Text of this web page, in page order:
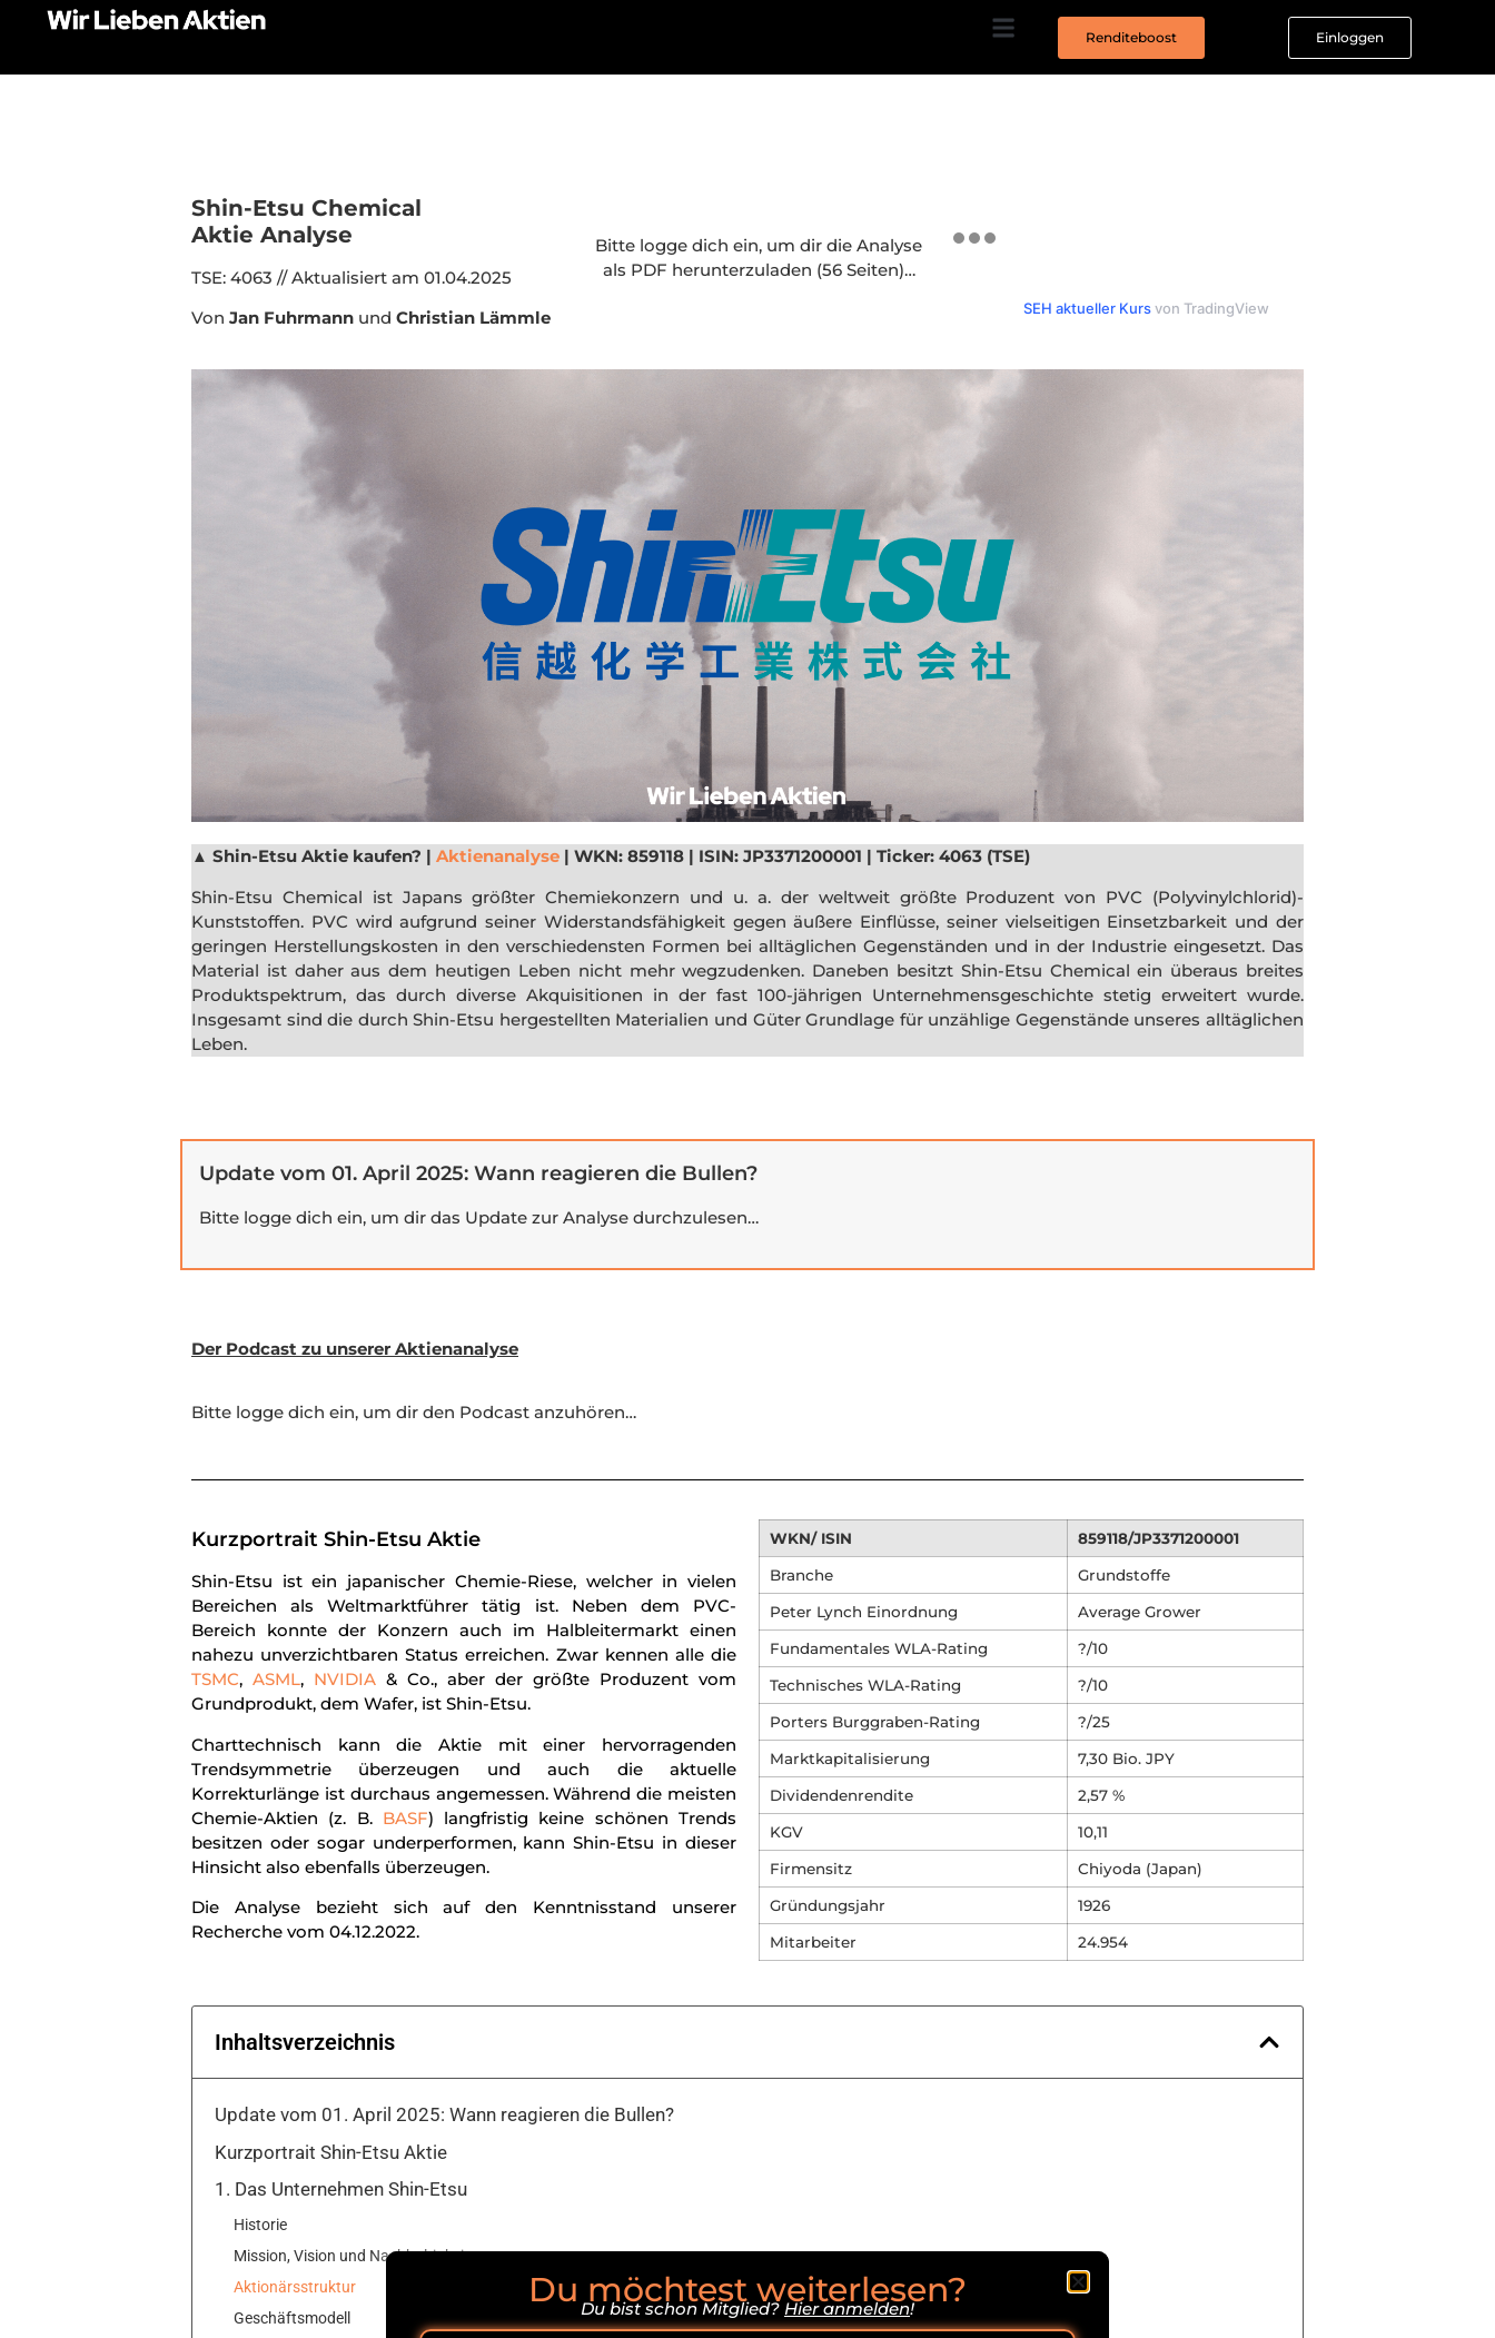
Renditeboost Einloggen
Shin-Etsu Chemical
Aktie Analyse
TSE: 4063 // Aktualisiert am 01.04.2025
Von Jan Fuhrmann und Christian Lämmle
Bitte logge dich ein, um dir die Analyse
als PDF herunterzuladen (56 Seiten)…
SEH aktueller Kursvon TradingView
▲ Shin-Etsu Aktie kaufen? | Aktienanalyse | WKN: 859118 | ISIN: JP3371200001 | Ticker: 4063 (TSE)
Shin-Etsu Chemical ist Japans größter Chemiekonzern und u. a. der weltweit größte Produzent von PVC (Polyvinylchlorid)-
Kunststoffen. PVC wird aufgrund seiner Widerstandsfähigkeit gegen äußere Einflüsse, seiner vielseitigen Einsetzbarkeit und der
geringen Herstellungskosten in den verschiedensten Formen bei alltäglichen Gegenständen und in der Industrie eingesetzt. Das
Material ist daher aus dem heutigen Leben nicht mehr wegzudenken. Daneben besitzt Shin-Etsu Chemical ein überaus breites
Produktspektrum, das durch diverse Akquisitionen in der fast 100-jährigen Unternehmensgeschichte stetig erweitert wurde.
Insgesamt sind die durch Shin-Etsu hergestellten Materialien und Güter Grundlage für unzählige Gegenstände unseres alltäglichen
Leben.
Update vom 01. April 2025: Wann reagieren die Bullen?
Bitte logge dich ein, um dir das Update zur Analyse durchzulesen…
Der Podcast zu unserer Aktienanalyse
Bitte logge dich ein, um dir den Podcast anzuhören…
Kurzportrait Shin-Etsu Aktie
Shin-Etsu ist ein japanischer Chemie-Riese, welcher in vielen
Bereichen als Weltmarktführer tätig ist. Neben dem PVC-
Bereich konnte der Konzern auch im Halbleitermarkt einen
nahezu unverzichtbaren Status erreichen. Zwar kennen alle die
TSMC, ASML, NVIDIA & Co., aber der größte Produzent vom
Grundprodukt, dem Wafer, ist Shin-Etsu.
Charttechnisch kann die Aktie mit einer hervorragenden
Trendsymmetrie überzeugen und auch die aktuelle
Korrekturlänge ist durchaus angemessen. Während die meisten
Chemie-Aktien (z. B. BASF) langfristig keine schönen Trends
besitzen oder sogar underperformen, kann Shin-Etsu in dieser
Hinsicht also ebenfalls überzeugen.
Die Analyse bezieht sich auf den Kenntnisstand unserer
Recherche vom 04.12.2022.
WKN/ ISIN 859118/JP3371200001
Branche Grundstoffe
Peter Lynch Einordnung Average Grower
Fundamentales WLA-Rating ?/10
Technisches WLA-Rating ?/10
Porters Burggraben-Rating ?/25
Marktkapitalisierung 7,30 Bio. JPY
Dividendenrendite 2,57 %
KGV 10,11
Firmensitz Chiyoda (Japan)
Gründungsjahr 1926
Mitarbeiter 24.954
Inhaltsverzeichnis
Update vom 01. April 2025: Wann reagieren die Bullen?
Kurzportrait Shin-Etsu Aktie
1. Das Unternehmen Shin-Etsu
Historie
Mission, Vision und Nachhaltigkeit
Aktionärsstruktur
Geschäftsmodell
Du möchtest weiterlesen?
Du bist schon Mitglied? Hier anmelden!